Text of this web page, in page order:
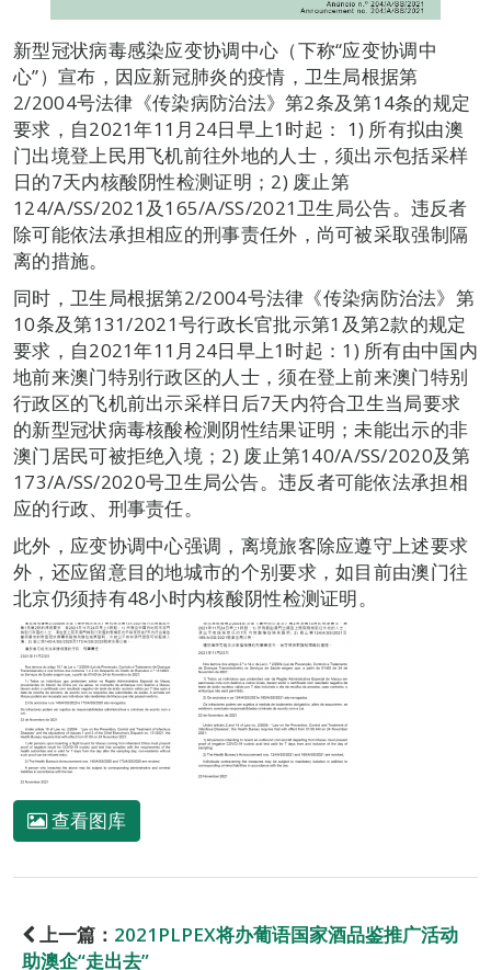
新型冠状病毒感染应变协调中心（下称“应变协调中
心”）宣布，因应新冠肺炎的疫情，卫生局根据第
2/2004号法律《传染病防治法》第2条及第14条的规定
要求，自2021年11月24日早上1时起： 1) 所有拟由澳
门出境登上民用飞机前往外地的人士，须出示包括采样
日的7天内核酸阴性检测证明；2) 废止第
124/A/SS/2021及165/A/SS/2021卫生局公告。​违反者
除可能依法承担相应的刑事责任外，尚可被采取强制隔
离的措施。
同时，卫生局根据第2/2004号法律《传染病防治法》第
10条及第131/2021号行政长官批示第1及第2款的规定
要求，自2021年11月24日早上1时起：1) 所有由中国内
地前来澳门特别行政区的人士，须在登上前来澳门特别
行政区的飞机前出示采样日后7天内符合卫生当局要求
的新型冠状病毒核酸检测阴性结果证明；未能出示的非
澳门居民可被拒绝入境；2) 废止第140/A/SS/2020及第
173/A/SS/2020号卫生局公告。违反者可能依法承担相
应的行政、刑事责任。
此外，应变协调中心强调，离境旅客除应遵守上述要求
外，还应留意目的地城市的个别要求，如目前由澳门往
北京仍须持有48小时内核酸阴性检测证明。
查看图库
上一篇： 2021PLPEX将办葡语国家酒品鉴推广活动
助澳企“走出去”